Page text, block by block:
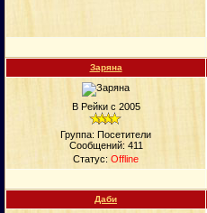
Заряна
В Рейки с 2005
Группа: Посетители
Сообщений: 411
Статус: Offline
Даби